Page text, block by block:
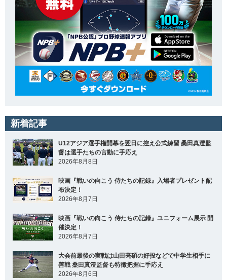
新着記事
U12アジア選手権開幕を翌日に控え公式練習 桑田真澄監
督は選手たちの言動に手応え
2026年8月8日
映画『戦いの向こう 侍たちの記録』入場者プレゼント配
布決定！
2026年8月7日
映画『戦いの向こう 侍たちの記録』ユニフォーム展示 開
催決定！
2026年8月7日
大会前最後の実戦は山田亮碩の好投などで中学生相手に
善戦 桑田真澄監督も特徴把握に手応え
2026年8月6日